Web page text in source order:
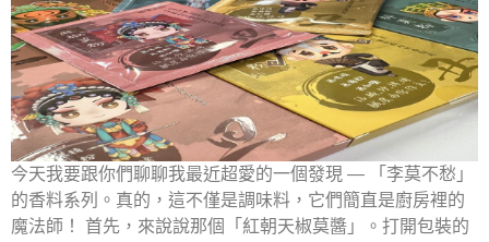
今天我要跟你們聊聊我最近超愛的一個發現 — 「李莫不愁」
的香料系列。真的，這不僅是調味料，它們簡直是廚房裡的
魔法師！ 首先，來說說那個「紅朝天椒莫醬」。打開包裝的